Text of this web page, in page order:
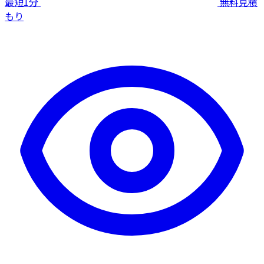
もり